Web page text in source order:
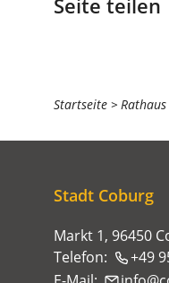
Sie
befinden
hier:
Startseite
Stadt Coburg
Markt 1, 96450
Telefon:
+49